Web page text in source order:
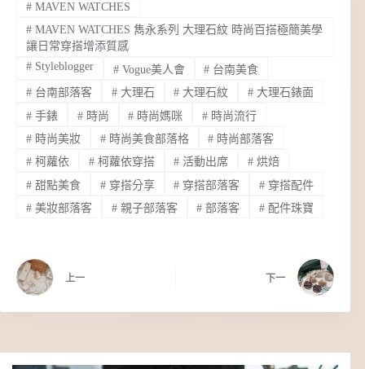
#MAVEN WATCHES
#MAVEN WATCHES 雋永系列 大理石紋 時尚百搭極簡美學
讓日常穿搭增添質感
#Styleblogger #Vogue美人會 # 台南美食
#台南部落客 #大理石 # 大理石紋 # 大理石錶面
#手錶 #時尚 # 時尚媽咪 # 時尚流行
#時尚美妝 #時尚美食部落格 # 時尚部落客
#柯蘿依 #柯蘿依穿搭 # 活動出席 # 烘焙
#甜點美食 #穿搭分享 # 穿搭部落客 # 穿搭配件
#美妝部落客 #親子部落客 # 部落客 # 配件珠寶
上一 下一